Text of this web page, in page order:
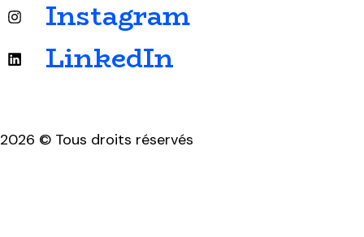
Instagram
LinkedIn
2026 © Tous droits réservés